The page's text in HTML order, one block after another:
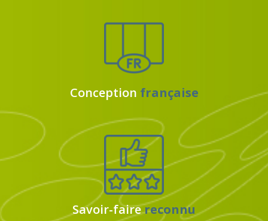
Conception française
Savoir-fairereconnu